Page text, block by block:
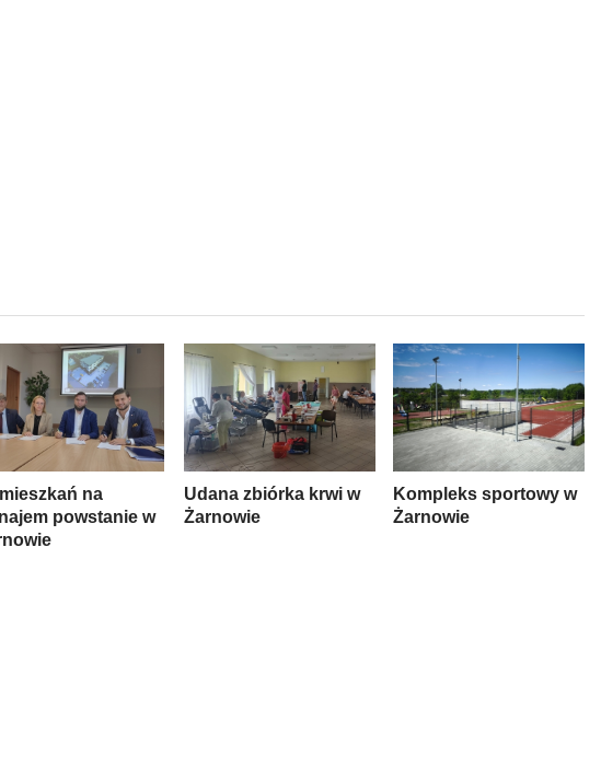
na
powstanie w
Udana zbiórka krwi w
Żarnowie
Kompleks sportowy w
Żarnowie